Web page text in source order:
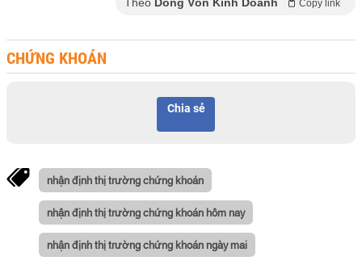
Copy link
CHỨNG KHOÁN
Chia sẻ
nhận định thị trường chứng khoán
nhận định thị trường chứng khoán hôm nay
nhận định thị trường chứng khoán ngày mai